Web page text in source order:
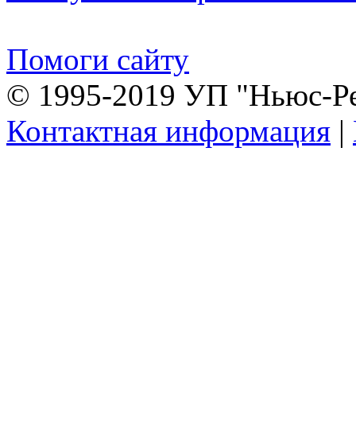
Помоги сайту
© 1995-2019 УП "Ньюс-
Контактная информация |